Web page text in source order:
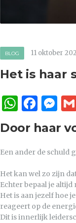
BLOG 11 oktober
Het is haar
Door haar
Een ander de schuld
Het kan wel zo zijn
Echter bepaal je
Het is aan jezelf hoe
reageert op de
Dit is innerlijk